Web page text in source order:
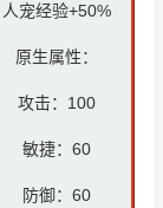
人宠经验+50%
原生属性：
攻击： 100
敏捷：60
防御：60